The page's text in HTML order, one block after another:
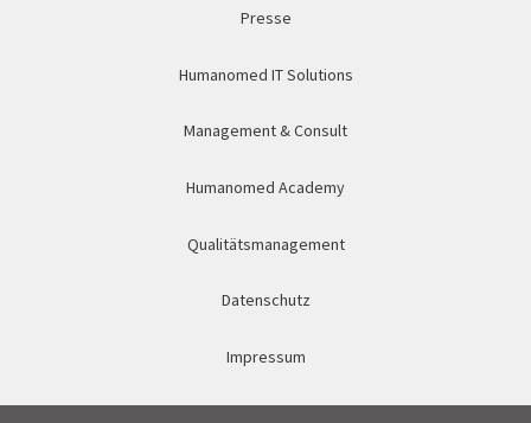
Presse
Humanomed IT Solutions
Management & Consult
Humanomed Academy
Qualitätsmanagement
Datenschutz
Impressum